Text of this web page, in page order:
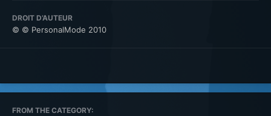
DROIT D’AUTEUR
© © PersonalMode 2010
FROM THE CATEGORY: